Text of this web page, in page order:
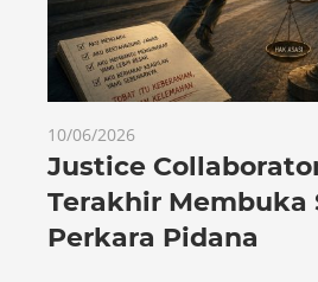
10/06/2026
Justice
Terakhir Membuka
Perkara Pidana